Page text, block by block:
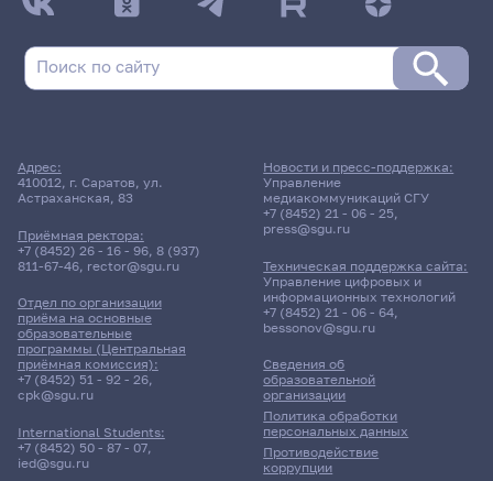
Адрес:
410012, г. Саратов, ул.
Астраханская, 83
Приёмная ректора:
+7 (8452) 26 - 16 - 96, 8 (937)
811-67-46, rector@sgu.ru
Отдел по организации
приёма на основные
образовательные
программы (Центральная
приёмная комиссия):
+7 (8452) 51 - 92 - 26,
cpk@sgu.ru
International Students:
+7 (8452) 50 - 87 - 07,
ied@sgu.ru
Сведения об
образовательной
организации
Политика обработки
персональных данных
Противодействие
коррупции
Новости и пресс-поддержка:
Управление
медиакоммуникаций СГУ
+7 (8452) 21 - 06 - 25,
press@sgu.ru
Техническая поддержка сайта:
Управление цифровых и
информационных технологий
+7 (8452) 21 - 06 - 64,
bessonov@sgu.ru